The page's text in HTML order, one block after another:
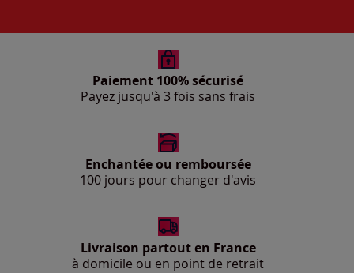
Paiement 100% sécurisé
Payez jusqu'à 3 fois sans frais
Enchantée ou remboursée
100 jours pour changer d'avis
Livraison partout en France
à domicile ou en point de retrait